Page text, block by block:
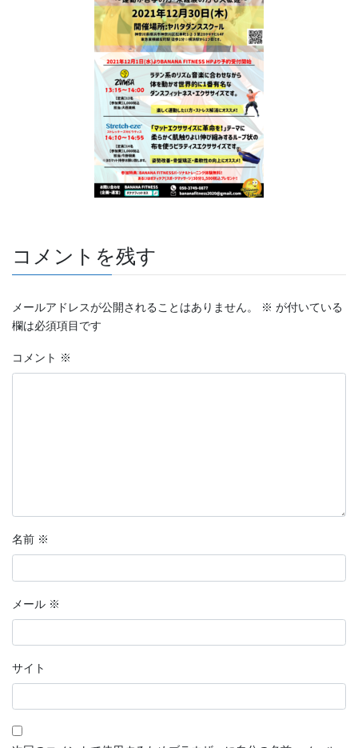
コメントを残す
メールアドレスが公開されることはありません。 ※ が付いている
欄は必須項目です
コメント ※
名前 ※
メール ※
サイト